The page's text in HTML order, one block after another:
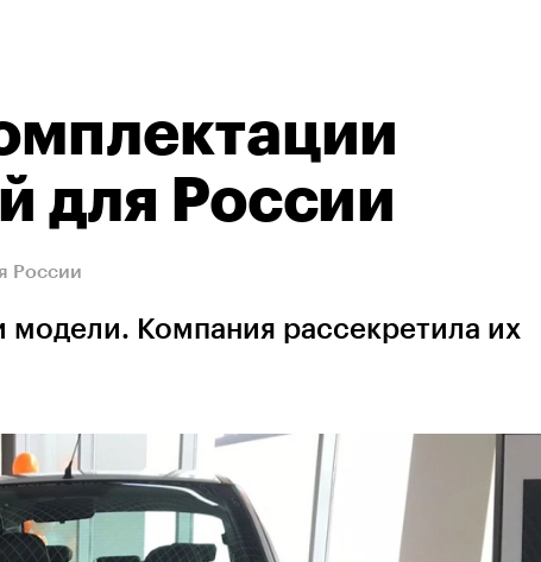
для России
России
модели. Компания рассекретила их